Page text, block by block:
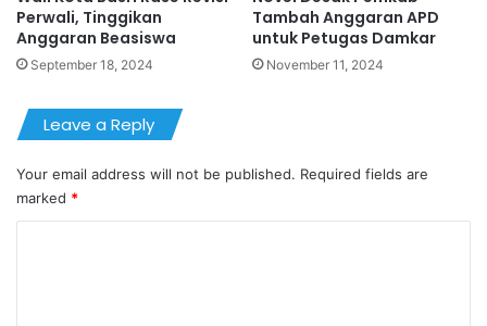
Perwali, Tinggikan
Anggaran Beasiswa
September 18, 2024
Tambah Anggaran APD
untuk Petugas Damkar
November 11, 2024
Leave a Reply
Your email address will not be published. Required fields are
marked *